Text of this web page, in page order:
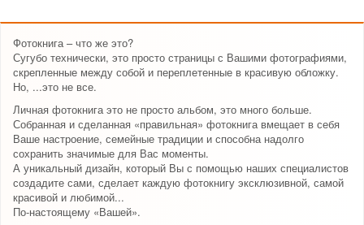
Фотокнига – что же это?
Сугубо технически, это просто страницы с Вашими фотографиями,
скрепленные между собой и переплетенные в красивую обложку.
Но, ...это не все.
Личная фотокнига это не просто альбом, это много больше.
Собранная и сделанная «правильная» фотокнига вмещает в себя
Ваше настроение, семейные традиции и способна надолго
сохранить значимые для Вас моменты.
А уникальный дизайн, который Вы с помощью наших специалистов
создадите сами, сделает каждую фотокнигу эксклюзивной, самой
красивой и любимой...
По-настоящему «Вашей».